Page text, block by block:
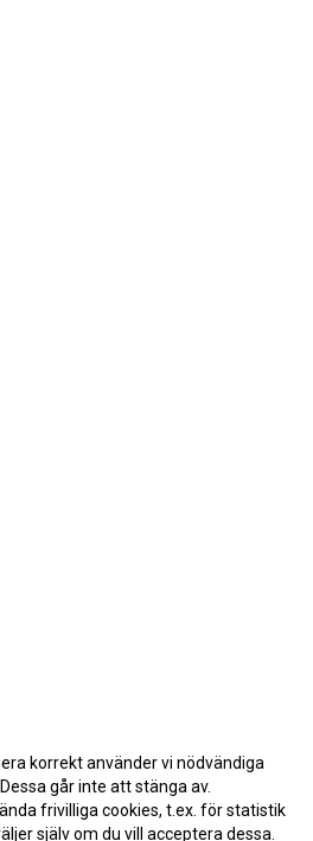
korrekt använder vi nödvändiga
går inte att stänga av.
frivilliga cookies, t.ex. för statistik
själv om du vill acceptera dessa.